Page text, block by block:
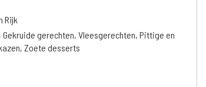
Rijk
Gekruide gerechten, Vleesgerechten, Pittige en
Zoete desserts